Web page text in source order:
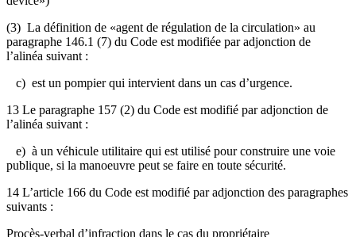
(3) La définition de «agent de régulation de la circulation» au
paragraphe 146.1 (7) du Code est modifiée par adjonction de
l’alinéa suivant :
c) est un pompier qui intervient dans un cas d’urgence.
13 Le paragraphe 157 (2) du Code est modifié par adjonction de
l’alinéa suivant :
e) à un véhicule utilitaire qui est utilisé pour construire une voie
publique, si la manoeuvre peut se faire en toute sécurité.
14 L’article 166 du Code est modifié par adjonction des paragraphes
suivants :
Procès-verbal d’infraction dans le cas du propriétaire